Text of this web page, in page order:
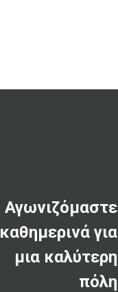
Αγωνιζόμαστε
καθημερινά για
μια καλύτερη
πόλη